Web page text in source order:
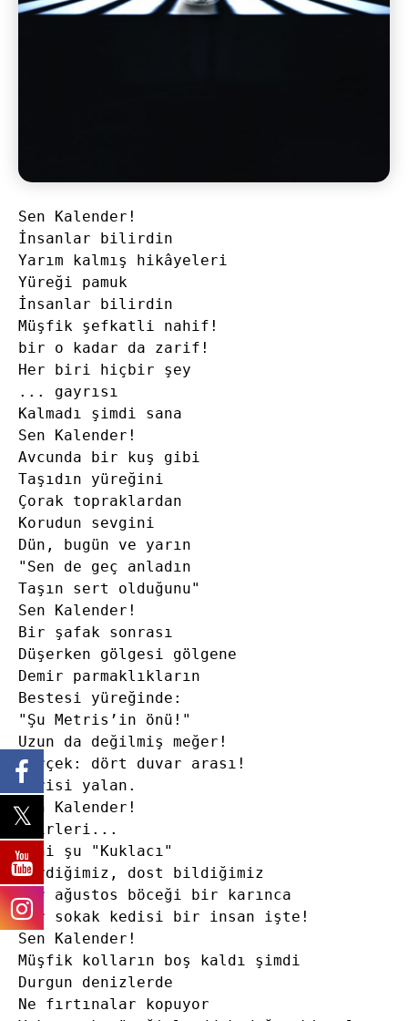
Sen Kalender!
İnsanlar bilirdin
Yarım kalmış hikâyeleri
Yüreği pamuk
İnsanlar bilirdin
Müşfik şefkatli nahif!
bir o kadar da zarif!
Her biri hiçbir şey
... gayrısı
Kalmadı şimdi sana
Sen Kalender!
Avcunda bir kuş gibi
Taşıdın yüreğini
Çorak topraklardan
Korudun sevgini
Dün, bugün ve yarın
"Sen de geç anladın
Taşın sert olduğunu"
Sen Kalender!
Bir şafak sonrası
Düşerken gölgesi gölgene
Demir parmaklıkların
Bestesi yüreğinde:
"Şu Metris’in önü!"
Uzun da değilmiş meğer!
Gerçek: dört duvar arası!
Gerisi yalan.
Sen Kalender!
Şiirleri...
Hani şu "Kuklacı"
Sevdiğimiz, dost bildiğimiz
Bir ağustos böceği bir karınca
Bir sokak kedisi bir insan işte!
Sen Kalender!
Müşfik kolların boş kaldı şimdi
Durgun denizlerde
Ne fırtınalar kopuyor